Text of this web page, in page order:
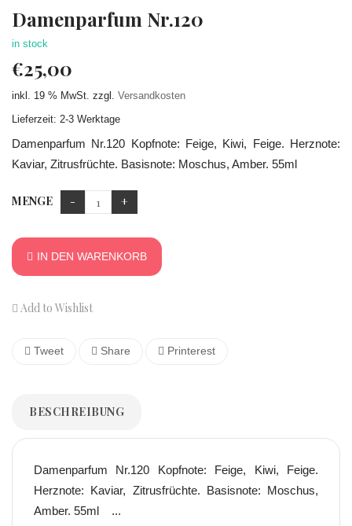
Damenparfum Nr.120
in stock
€25,00
inkl. 19 % MwSt. zzgl. Versandkosten
Lieferzeit: 2-3 Werktage
Damenparfum Nr.120 Kopfnote: Feige, Kiwi, Feige. Herznote:
Kaviar, Zitrusfrüchte. Basisnote: Moschus, Amber. 55ml
MENGE
IN DEN WARENKORB
Add to Wishlist
Tweet Share Printerest
BESCHREIBUNG
Damenparfum Nr.120 Kopfnote: Feige, Kiwi, Feige.
Herznote: Kaviar, Zitrusfrüchte. Basisnote: Moschus,
Amber. 55ml ...